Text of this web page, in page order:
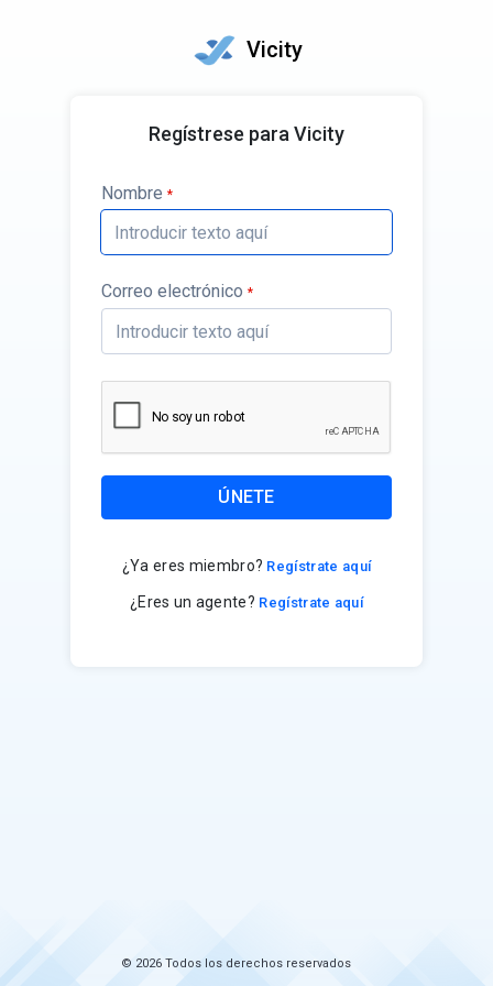
Vicity
Regístrese para Vicity
Nombre *
Correo electrónico *
ÚNETE
¿Ya eres miembro? Regístrate aquí
¿Eres un agente? Regístrate aquí
© 2026 Todos los derechos reservados